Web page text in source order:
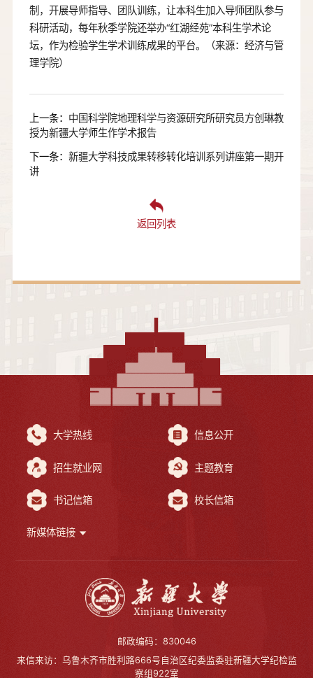
制，开展导师指导、团队训练，让本科生加入导师团队参与
科研活动，每年秋季学院还举办“红湖经苑”本科生学术论
坛，作为检验学生学术训练成果的平台。（来源：经济与管
理学院）
上一条： 中国科学院地理科学与资源研究所研究员方创琳教
授为新疆大学师生作学术报告
下一条： 新疆大学科技成果转移转化培训系列讲座第一期开
讲
返回列表
大学热线 信息公开
招生就业网 主题教育
书记信箱 校长信箱
新媒体链接
邮政编码：830046
来信来访：乌鲁木齐市胜利路666号自治区纪委监委驻新疆大学纪检监
察组922室